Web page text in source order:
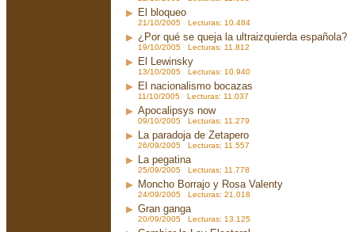
El bloqueo
21/10/2005 Lecturas: 10.484
¿Por qué se queja la ultraizquierda española?
19/10/2005 Lecturas: 11.812
El Lewinsky
13/10/2005 Lecturas: 10.940
El nacionalismo bocazas
11/10/2005 Lecturas: 11.037
Apocalipsys now
09/10/2005 Lecturas: 11.279
La paradoja de Zetapero
26/09/2005 Lecturas: 11.557
La pegatina
25/09/2005 Lecturas: 11.778
Moncho Borrajo y Rosa Valenty
24/09/2005 Lecturas: 21.018
Gran ganga
20/09/2005 Lecturas: 13.125